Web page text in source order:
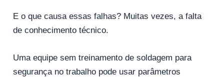
E o que causa essas falhas? Muitas vezes, a falta
de conhecimento técnico.
Uma equipe sem treinamento de soldagem para
segurança no trabalho pode usar parâmetros